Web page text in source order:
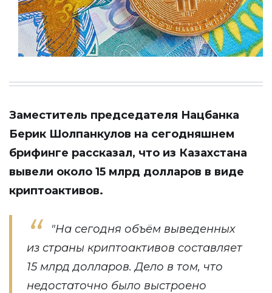
Заместитель председателя Нацбанка
Берик Шолпанкулов на сегодняшнем
брифинге рассказал, что из Казахстана
вывели около 15 млрд долларов в виде
криптоактивов.
"На сегодня объём выведенных
из страны криптоактивов составляет
15 млрд долларов. Дело в том, что
недостаточно было выстроено